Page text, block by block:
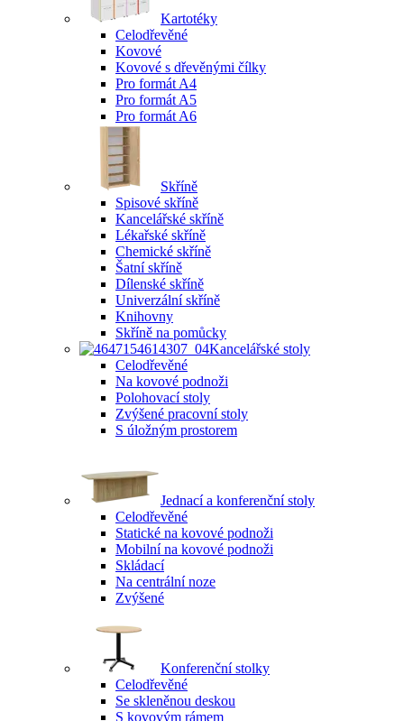
Kartotéky
Celodřevěné
Kovové
Kovové s dřevěnými čílky
Pro formát A4
Pro formát A5
Pro formát A6
Skříně
Spisové skříně
Kancelářské skříně
Lékařské skříně
Chemické skříně
Šatní skříně
Dílenské skříně
Univerzální skříně
Knihovny
Skříně na pomůcky
Kancelářské stoly
Celodřevěné
Na kovové podnoži
Polohovací stoly
Zvýšené pracovní stoly
S úložným prostorem
Jednací a konferenční stoly
Celodřevěné
Statické na kovové podnoži
Mobilní na kovové podnoži
Skládací
Na centrální noze
Zvýšené
Konferenční stolky
Celodřevěné
Se skleněnou deskou
S kovovým rámem